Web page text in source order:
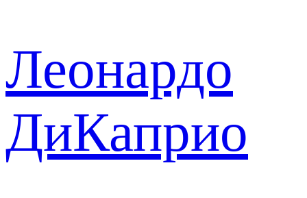
Леонардо
ДиКаприо